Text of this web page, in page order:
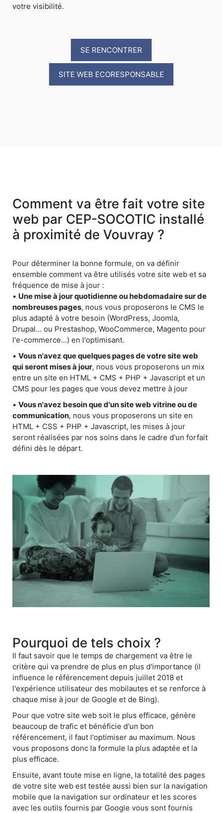
votre visibilité.
SE RENCONTRER
SITE WEB ECORESPONSABLE
Comment va être fait votre site
web par CEP-SOCOTIC installé
à proximité de Vouvray ?
Pour déterminer la bonne formule, on va définir
ensemble comment va être utilisés votre site web et sa
fréquence de mise à jour :
• Une mise à jour quotidienne ou hebdomadaire sur de
nombreuses pages, nous vous proposerons le CMS le
plus adapté à votre besoin (WordPress, Joomla,
Drupal... ou Prestashop, WooCommerce, Magento pour
l'e-commerce...) en l'optimisant.
• Vous n'avez que quelques pages de votre site web
qui seront mises à jour, nous vous proposerons un mix
entre un site en HTML + CMS + PHP + Javascript et un
CMS pour les pages que vous devez mettre à jour
• Vous n'avez besoin que d'un site web vitrine ou de
communication, nous vous proposerons un site en
HTML + CSS + PHP + Javascript, les mises à jour
seront réalisées par nos soins dans le cadre d'un forfait
défini dès le départ.
Pourquoi de tels choix ?
Il faut savoir que le temps de chargement va être le
critère qui va prendre de plus en plus d'importance (il
influence le référencement depuis juillet 2018 et
l'expérience utilisateur des mobilautes et se renforce à
chaque mise à jour de Google et de Bing).
Pour que votre site web soit le plus efficace, génère
beaucoup de trafic et bénéficie d'un bon
référencement, il faut l'optimiser au maximum. Nous
vous proposons donc la formule la plus adaptée et la
plus efficace.
Ensuite, avant toute mise en ligne, la totalité des pages
de votre site web est testée aussi bien sur la navigation
mobile que la navigation sur ordinateur et les scores
avec les outils fournis par Google vous sont fournis